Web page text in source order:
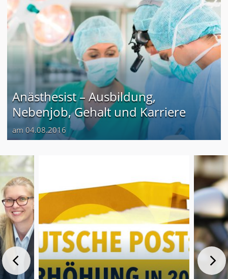
Anästhesist – Ausbildung,
Nebenjob, Gehalt und Karriere
am 04.08.2016